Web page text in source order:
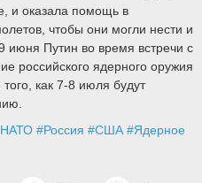
и оказала помощь в
чтобы они могли нести и
июня Путин во время встречи с
российского ядерного оружия
как 7-8 июля будут
#Россия #США #Ядерное